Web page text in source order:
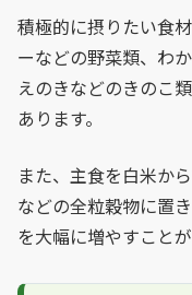
積極的に摂りたい食
ーなどの野菜類、わ
えのきなどのきのこ
あります。
また、主食を白米か
などの全粒穀物に置
を大幅に増やすことが